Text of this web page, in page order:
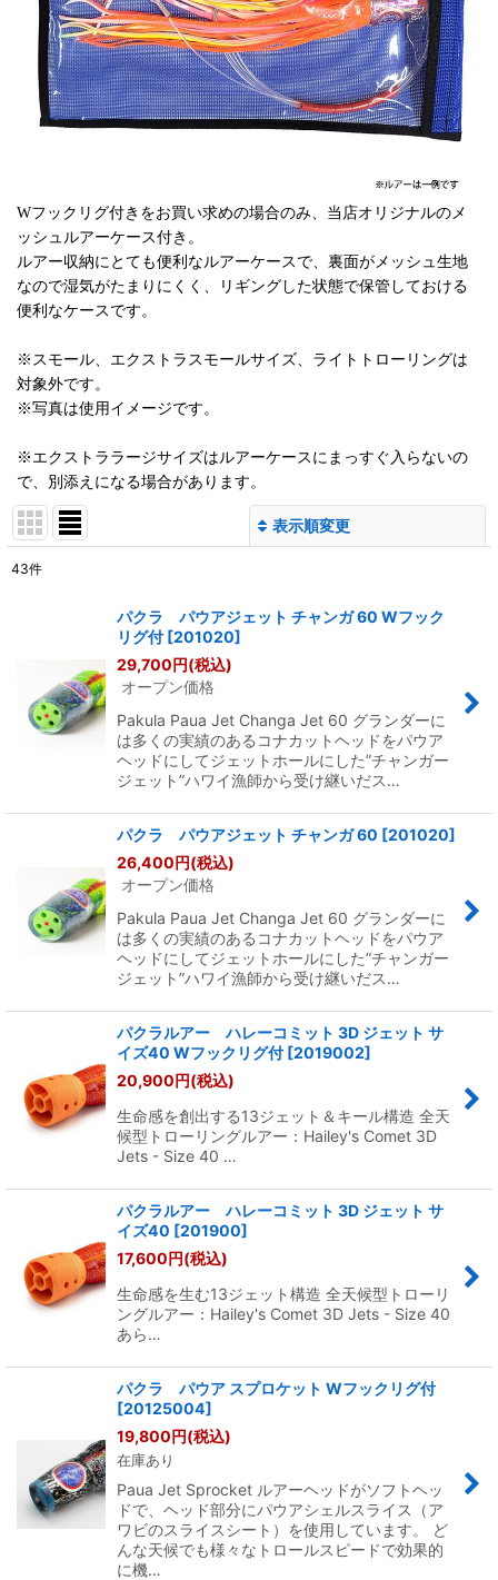
Wフックリグ付きをお買い求めの場合のみ、当店オリジナルのメ
ッシュルアーケース付き。
ルアー収納にとても便利なルアーケースで、裏面がメッシュ生地
なので湿気がたまりにくく、リギングした状態で保管しておける
便利なケースです。
※スモール、エクストラスモールサイズ、ライトトローリングは
対象外です。
※写真は使用イメージです。
※エクストララージサイズはルアーケースにまっすぐ入らないの
で、別添えになる場合があります。
表示順変更
並び順:
絞り込む
43件
パクラ パウアジェット チャンガ 60 Wフック
リグ付 [201020]
29,700円(税込)
オープン価格
Pakula Paua Jet Changa Jet 60 グランダーに
は多くの実績のあるコナカットヘッドをパウア
ヘッドにしてジェットホールにした”チャンガー
ジェット”ハワイ漁師から受け継いだス…
パクラ パウアジェット チャンガ 60 [201020]
26,400円(税込)
オープン価格
Pakula Paua Jet Changa Jet 60 グランダーに
は多くの実績のあるコナカットヘッドをパウア
ヘッドにしてジェットホールにした”チャンガー
ジェット”ハワイ漁師から受け継いだス…
パクラルアー ハレーコミット 3D ジェット サ
イズ40 Wフックリグ付 [2019002]
20,900円(税込)
生命感を創出する13ジェット＆キール構造 全天
候型トローリングルアー：Hailey's Comet 3D
Jets - Size 40 …
パクラルアー ハレーコミット 3D ジェット サ
イズ40 [201900]
17,600円(税込)
生命感を生む13ジェット構造 全天候型トローリ
ングルアー：Hailey's Comet 3D Jets - Size 40
あら…
パクラ パウア スプロケット Wフックリグ付
[20125004]
19,800円(税込)
在庫あり
Paua Jet Sprocket ルアーヘッドがソフトヘッ
ドで、ヘッド部分にパウアシェルスライス（ア
ワビのスライスシート）を使用しています。 ど
んな天候でも様々なトロールスピードで効果的
に機…